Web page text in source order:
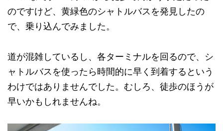
のですけど、黄緑色のシャトルバスを発見したの
で、乗り込んでみました。
道が混雑しているし、各ターミナルを回るので、シ
ャトルバスを使ったら時間的に早く到着するという
わけではありませんでした。むしろ、徒歩のほうが
早いかもしれませんね。